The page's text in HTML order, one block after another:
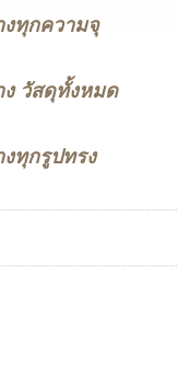
ทุกความจุ
วัสดุทั้งหมด
ทุกรูปทรง